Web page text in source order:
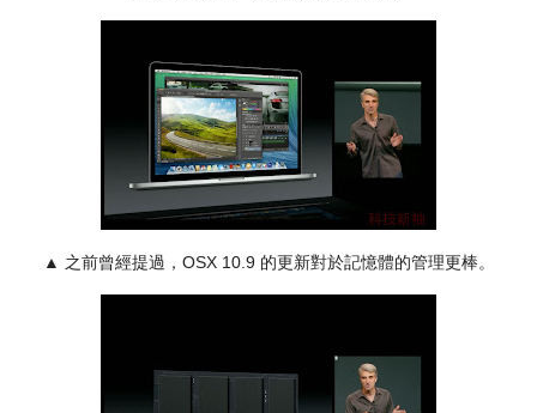
▲ 之前曾經提過，OSX 10.9 的更新對於記憶體的管理更棒。